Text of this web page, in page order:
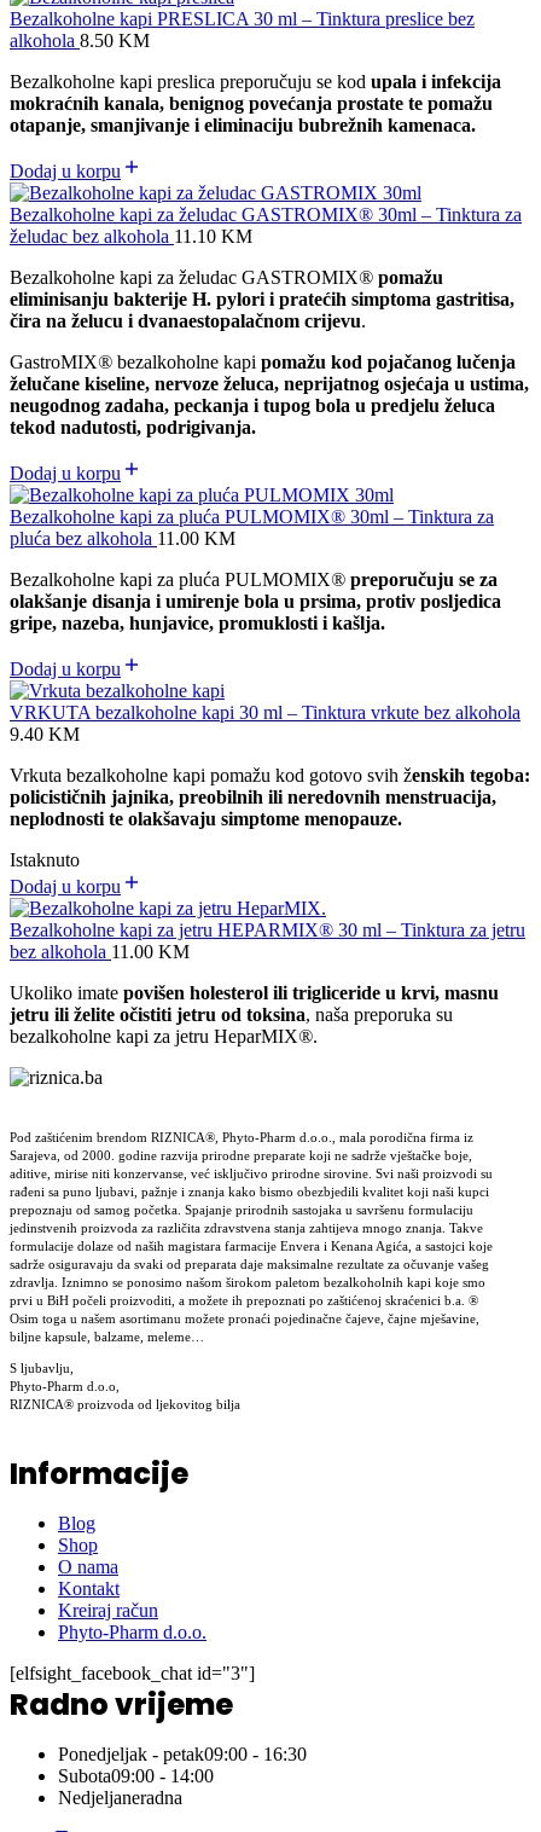
Bezalkoholne kapi PRESLICA 30 ml – Tinktura preslice bez
alkohola 8.50 KM
Bezalkoholne kapi preslica preporučuju se kod upala i infekcija
mokraćnih kanala, benignog povećanja prostate te pomažu
otapanje, smanjivanje i eliminaciju bubrežnih kamenaca.
Dodaj u korpu
Bezalkoholne kapi za želudac GASTROMIX® 30ml – Tinktura za
želudac bez alkohola 11.10 KM
Bezalkoholne kapi za želudac GASTROMIX® pomažu
eliminisanju bakterije H. pylori i pratećih simptoma gastritisa,
čira na želucu i dvanaestopalačnom crijevu.
GastroMIX® bezalkoholne kapi pomažu kod pojačanog lučenja
želučane kiseline, nervoze želuca, neprijatnog osjećaja u ustima,
neugodnog zadaha, peckanja i tupog bola u predjelu želuca
tekod nadutosti, podrigivanja.
Dodaj u korpu
Bezalkoholne kapi za pluća PULMOMIX® 30ml – Tinktura za
pluća bez alkohola 11.00 KM
Bezalkoholne kapi za pluća PULMOMIX® preporučuju se za
olakšanje disanja i umirenje bola u prsima, protiv posljedica
gripe, nazeba, hunjavice, promuklosti i kašlja.
Dodaj u korpu
VRKUTA bezalkoholne kapi 30 ml – Tinktura vrkute bez alkohola
9.40 KM
Vrkuta bezalkoholne kapi pomažu kod gotovo svih ženskih tegoba:
policističnih jajnika, preobilnih ili neredovnih menstruacija,
neplodnosti te olakšavaju simptome menopauze.
Istaknuto
Dodaj u korpu
Bezalkoholne kapi za jetru HEPARMIX® 30 ml – Tinktura za jetru
bez alkohola 11.00 KM
Ukoliko imate povišen holesterol ili trigliceride u krvi, masnu
jetru ili želite očistiti jetru od toksina, naša preporuka su
bezalkoholne kapi za jetru HeparMIX®.
Pod zaštićenim brendom RIZNICA®, Phyto-Pharm d.o.o., mala porodična firma iz
Sarajeva, od 2000. godine razvija prirodne preparate koji ne sadrže vještačke boje,
aditive, mirise niti konzervanse, već isključivo prirodne sirovine. Svi naši proizvodi su
rađeni sa puno ljubavi, pažnje i znanja kako bismo obezbjedili kvalitet koji naši kupci
prepoznaju od samog početka. Spajanje prirodnih sastojaka u savršenu formulaciju
jedinstvenih proizvoda za različita zdravstvena stanja zahtijeva mnogo znanja. Takve
formulacije dolaze od naših magistara farmacije Envera i Kenana Agića, a sastojci koje
sadrže osiguravaju da svaki od preparata daje maksimalne rezultate za očuvanje vašeg
zdravlja. Iznimno se ponosimo našom širokom paletom bezalkoholnih kapi koje smo
prvi u BiH počeli proizvoditi, a možete ih prepoznati po zaštićenoj skraćenici b.a. ®
Osim toga u našem asortimanu možete pronaći pojedinačne čajeve, čajne mješavine,
biljne kapsule, balzame, meleme…
S ljubavlju,
Phyto-Pharm d.o.o,
RIZNICA® proizvoda od ljekovitog bilja
Informacije
Blog
Shop
O nama
Kontakt
Kreiraj račun
Phyto-Pharm d.o.o.
[elfsight_facebook_chat id="3"]
Radno vrijeme
Ponedjeljak - petak09:00 - 16:30
Subota09:00 - 14:00
Nedjeljaneradna